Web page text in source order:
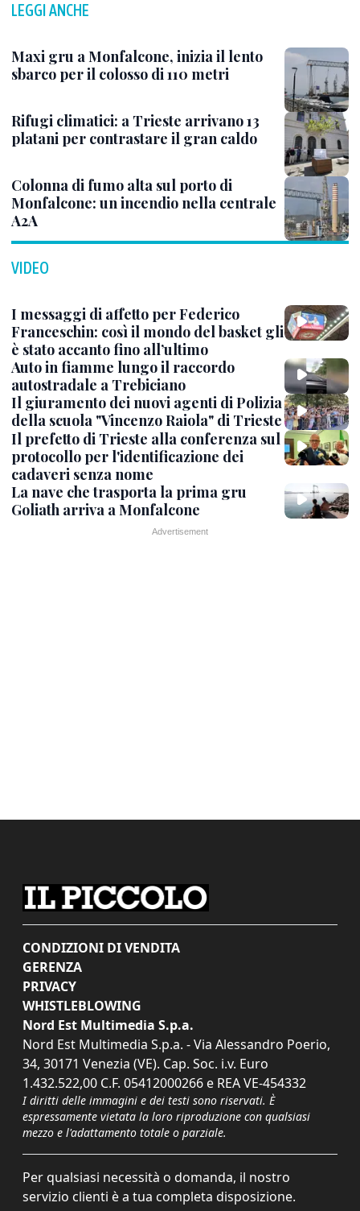
LEGGI ANCHE
Maxi gru a Monfalcone, inizia il lento
sbarco per il colosso di 110 metri
Rifugi climatici: a Trieste arrivano 13
platani per contrastare il gran caldo
Colonna di fumo alta sul porto di
Monfalcone: un incendio nella centrale
A2A
VIDEO
I messaggi di affetto per Federico
Franceschin: così il mondo del basket gli
è stato accanto fino all’ultimo
Auto in fiamme lungo il raccordo
autostradale a Trebiciano
Il giuramento dei nuovi agenti di Polizia
della scuola "Vincenzo Raiola" di Trieste
Il prefetto di Trieste alla conferenza sul
protocollo per l'identificazione dei
cadaveri senza nome
La nave che trasporta la prima gru
Goliath arriva a Monfalcone
CONDIZIONI DI VENDITA
GERENZA
PRIVACY
WHISTLEBLOWING
Nord Est Multimedia S.p.a.
Nord Est Multimedia S.p.a. - Via Alessandro Poerio,
34, 30171 Venezia (VE). Cap. Soc. i.v. Euro
1.432.522,00 C.F. 05412000266 e REA VE-454332
I diritti delle immagini e dei testi sono riservati. È
espressamente vietata la loro riproduzione con qualsiasi
mezzo e l'adattamento totale o parziale.
Per qualsiasi necessità o domanda, il nostro
servizio clienti è a tua completa disposizione.